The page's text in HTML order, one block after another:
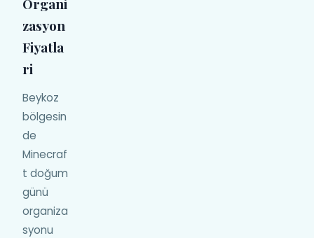
zasyon
Fiyatla
ri
Beykoz
bölgesin
de
Minecraf
t doğum
günü
organiza
syonu